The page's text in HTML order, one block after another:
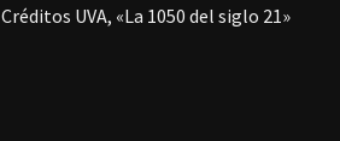
Créditos UVA, «La 1050 del siglo 21»